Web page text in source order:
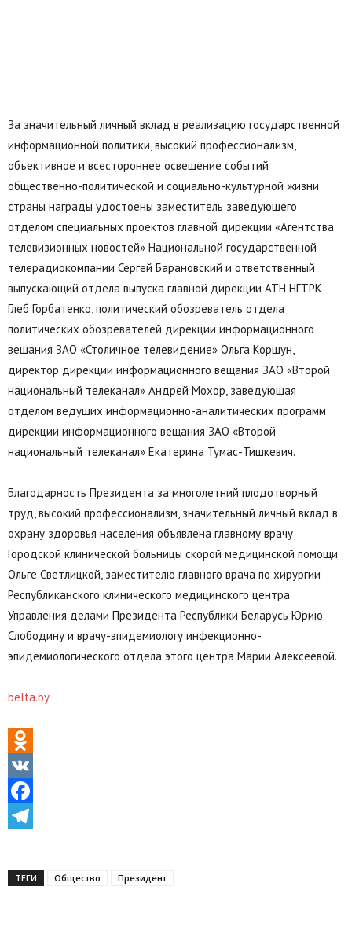
За значительный личный вклад в реализацию государственной
информационной политики, высокий профессионализм,
объективное и всестороннее освещение событий
общественно-политической и социально-культурной жизни
страны награды удостоены заместитель заведующего
отделом специальных проектов главной дирекции «Агентства
телевизионных новостей» Национальной государственной
телерадиокомпании Сергей Барановский и ответственный
выпускающий отдела выпуска главной дирекции АТН НГТРК
Глеб Горбатенко, политический обозреватель отдела
политических обозревателей дирекции информационного
вещания ЗАО «Столичное телевидение» Ольга Коршун,
директор дирекции информационного вещания ЗАО «Второй
национальный телеканал» Андрей Мохор, заведующая
отделом ведущих информационно-аналитических программ
дирекции информационного вещания ЗАО «Второй
национальный телеканал» Екатерина Тумас-Тишкевич.
Благодарность Президента за многолетний плодотворный
труд, высокий профессионализм, значительный личный вклад в
охрану здоровья населения объявлена главному врачу
Городской клинической больницы скорой медицинской помощи
Ольге Светлицкой, заместителю главного врача по хирургии
Республиканского клинического медицинского центра
Управления делами Президента Республики Беларусь Юрию
Слободину и врачу-эпидемиологу инфекционно-
эпидемиологического отдела этого центра Марии Алексеевой.
belta.by
Odnoklassniki
VK
Facebook
ТЕГИ Общество Президент